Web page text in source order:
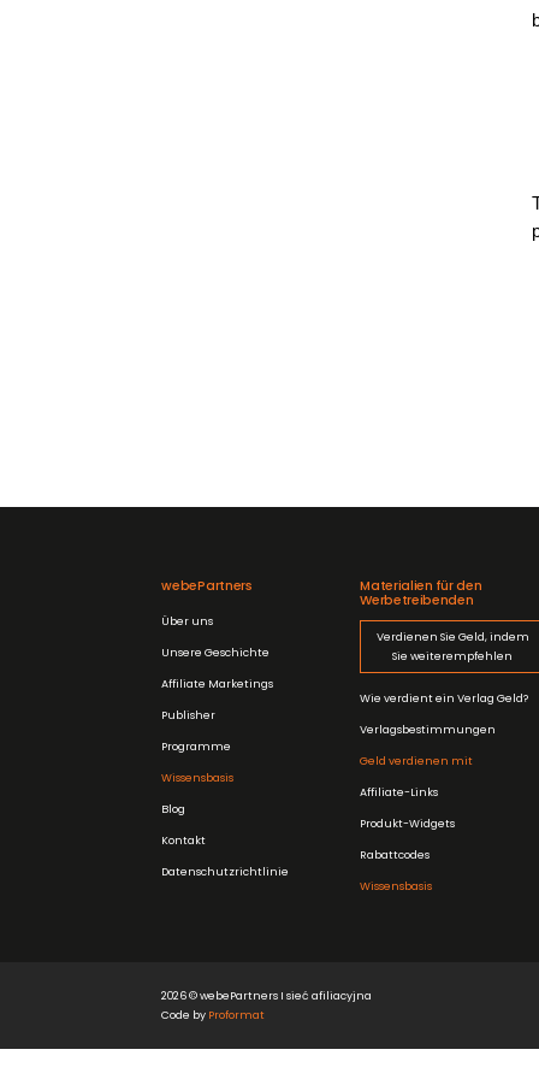
webePartners
Über uns
Unsere Geschichte
Affiliate Marketings
Publisher
Programme
Wissensbasis
Blog
Kontakt
Datenschutzrichtlinie
Materialien für den
Werbetreibenden
Verdienen Sie Geld, indem
Sie weiterempfehlen
Wie verdient ein Verlag Geld?
Verlagsbestimmungen
Geld verdienen mit
Affiliate-Links
Produkt-Widgets
Rabattcodes
Wissensbasis
2026 © webePartners I sieć afiliacyjna
Code by Proformat